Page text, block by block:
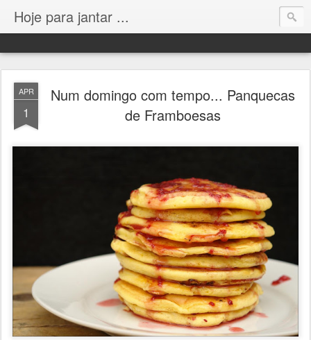
Hoje para jantar ...
APR
1
Num domingo com tempo... Panquecas
de Framboesas